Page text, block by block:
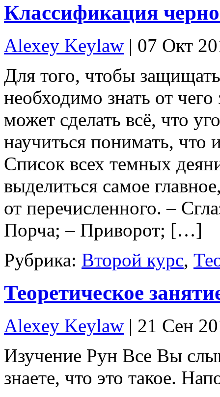
Классификация
Alexey Keylaw | 07 Окт
Для того, чтобы
необходимо знать от
может сделать всё, что
научиться понимать,
Список всех темных
выделиться самое
от перечисленного. –
Порча; – Приворот; […]
Рубрика: Второй курс,
Теоретическое
Alexey Keylaw | 21 Сен
Изучение Рун Все Вы
знаете, что это такое.